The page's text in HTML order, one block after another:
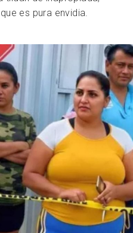
es pura envidia.